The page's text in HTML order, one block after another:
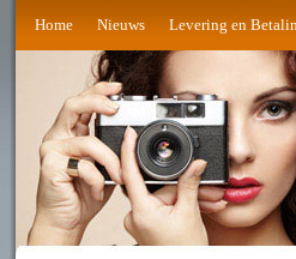
Home Nieuws Levering en